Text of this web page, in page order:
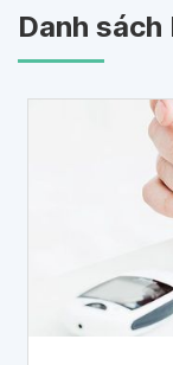
Danh